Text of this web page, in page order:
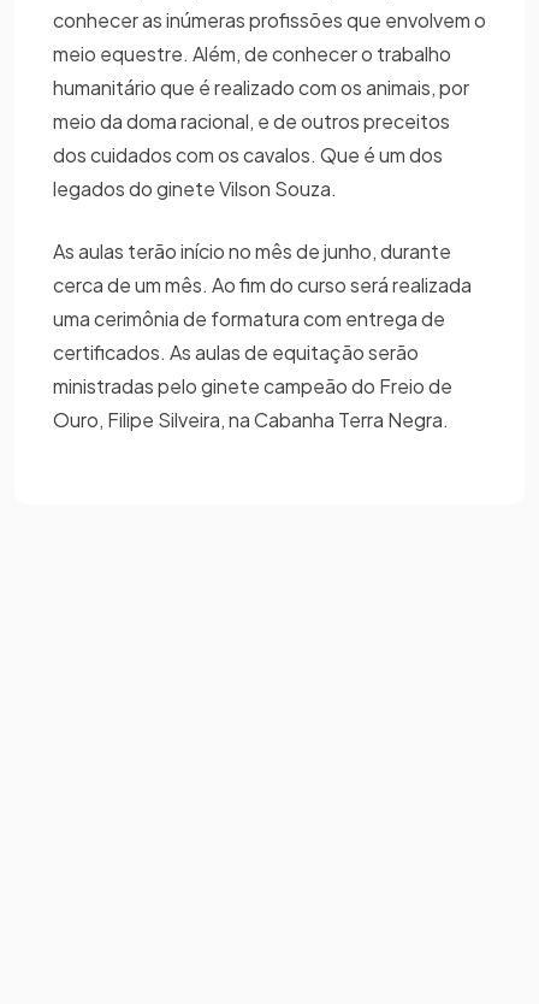
conhecer as inúmeras profissões que envolvem o
meio equestre. Além, de conhecer o trabalho
humanitário que é realizado com os animais, por
meio da doma racional, e de outros preceitos
dos cuidados com os cavalos. Que é um dos
legados do ginete Vilson Souza.
As aulas terão início no mês de junho, durante
cerca de um mês. Ao fim do curso será realizada
uma cerimônia de formatura com entrega de
certificados. As aulas de equitação serão
ministradas pelo ginete campeão do Freio de
Ouro, Filipe Silveira, na Cabanha Terra Negra.